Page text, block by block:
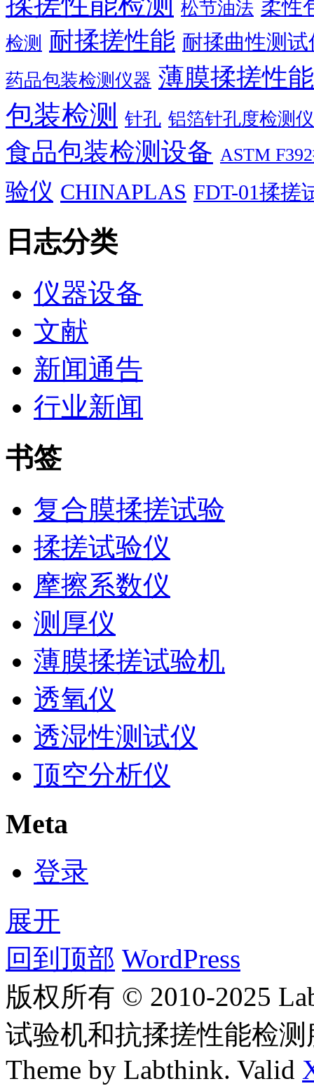
松节油法 柔性
检测 耐揉搓性能 耐揉曲性测试
药品包装检测仪器 薄膜揉搓性
包装检测 针孔 铝箔针孔度检测
食品包装检测设备 ASTM
验仪 CHINAPLAS FDT-01揉搓
日志分类
仪器设备
文献
新闻通告
行业新闻
书签
复合膜揉搓试验
揉搓试验仪
摩擦系数仪
测厚仪
薄膜揉搓试验机
透氧仪
透湿性测试仪
顶空分析仪
Meta
登录
展开
回到顶部 WordPress
版权所有 © 2010-2025
试验机和抗揉搓性能检
Theme by Labthink. Valid